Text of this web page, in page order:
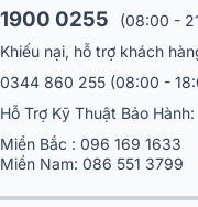
giá
từ
1900 0255
(08:00 -
Khiếu nại, hỗ trợ khách
0344 860 255 (08:00 -
Hỗ Trợ Kỹ Thuật Bảo Hành:
Miền Bắc : 096 169 1633
Miền Nam: 086 551 3799